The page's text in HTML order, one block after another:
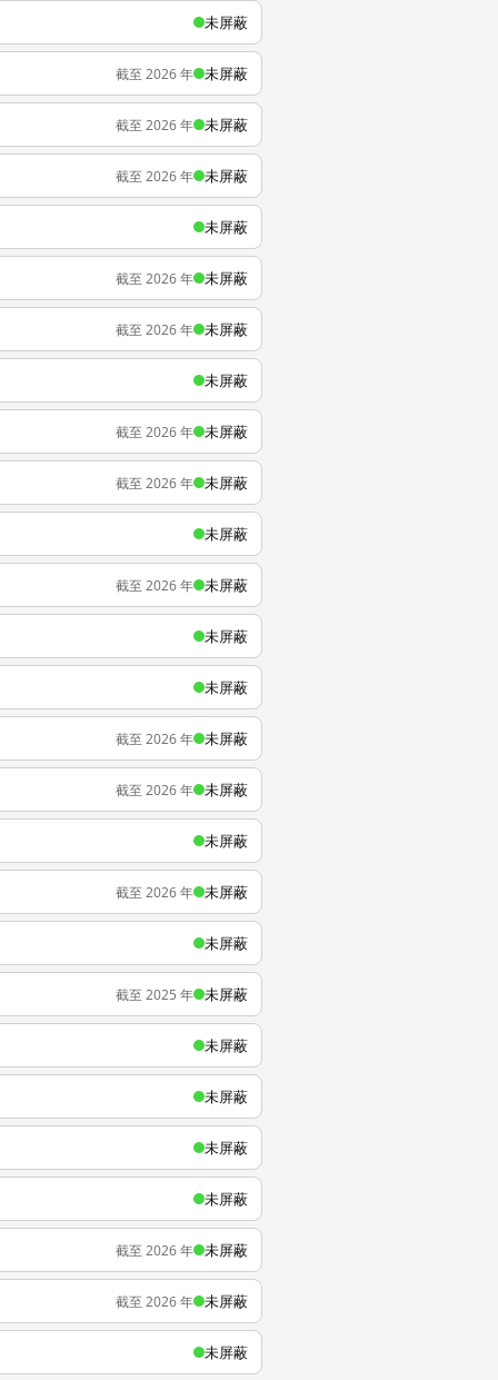
未屏蔽
截至 2026 年 未屏蔽
截至 2026 年 未屏蔽
截至 2026 年 未屏蔽
未屏蔽
截至 2026 年 未屏蔽
截至 2026 年 未屏蔽
未屏蔽
截至 2026 年 未屏蔽
截至 2026 年 未屏蔽
未屏蔽
截至 2026 年 未屏蔽
未屏蔽
未屏蔽
截至 2026 年 未屏蔽
截至 2026 年 未屏蔽
未屏蔽
截至 2026 年 未屏蔽
未屏蔽
截至 2025 年 未屏蔽
未屏蔽
未屏蔽
未屏蔽
未屏蔽
截至 2026 年 未屏蔽
截至 2026 年 未屏蔽
未屏蔽